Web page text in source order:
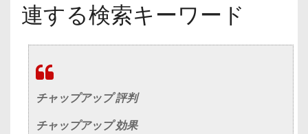
連する検索キーワード
チャップアップ 評判
チャップアップ 効果